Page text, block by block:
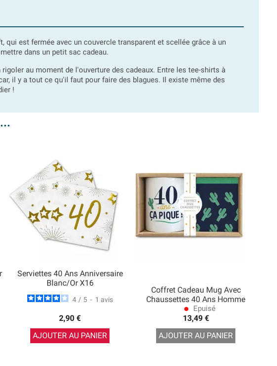
qui est fermée avec un couvercle transparent et scellée grâce à un
dans un petit sac cadeau.
au moment de l'ouverture des cadeaux. Entre les tee-shirts à
il y a tout ce qu'il faut pour faire des blagues. Il existe même des
!
Serviettes 40 Ans Anniversaire
Blanc/Or X16
4 / 5 - 1 avis
2,90 €
AJOUTER AU PANIER
Coffret Cadeau Mug Avec
Chaussettes 40 Ans Homme
lens Epuisé
13,49 €
AJOUTER AU PANIER